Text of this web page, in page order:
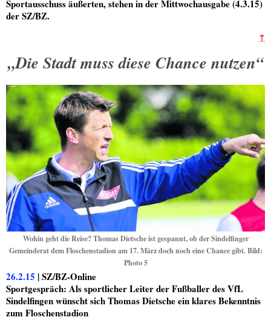
Sportausschuss äußerten, stehen in der Mittwochausgabe (4.3.15)
der SZ/BZ.
↑
„Die Stadt muss diese Chance nutzen“
Wohin geht die Reise? Thomas Dietsche ist gespannt, ob der Sindelfinger
Gemeinderat dem Floschenstadion am 17. März doch noch eine Chance gibt. Bild:
Photo 5
26.2.15 | SZ/BZ-Online
Sportgespräch: Als sportlicher Leiter der Fußballer des VfL
Sindelfingen wünscht sich Thomas Dietsche ein klares Bekenntnis
zum Floschenstadion